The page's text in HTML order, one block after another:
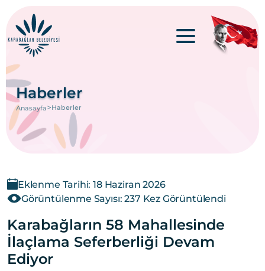
Haberler
Anasayfa>Haberler
Eklenme Tarihi: 18 Haziran 2026
Görüntülenme Sayısı: 237 Kez Görüntülendi
Karabağların 58 Mahallesinde
İlaçlama Seferberliği Devam
Ediyor